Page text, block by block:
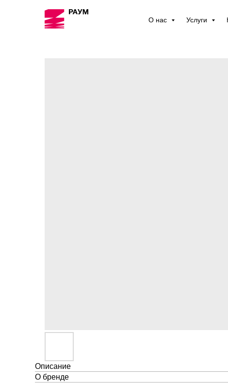
О нас Услуги
Описание
О бренде